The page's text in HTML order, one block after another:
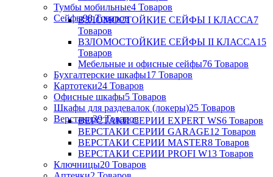
Тумбы мобильные4 Товаров
Сейфы98 Товаров
ВЗЛОМОСТОЙКИЕ СЕЙФЫ I КЛАССА7
Товаров
ВЗЛОМОСТОЙКИЕ СЕЙФЫ II КЛАССА15
Товаров
Мебельные и офисные сейфы76 Товаров
Бухгалтерские шкафы17 Товаров
Картотеки24 Товаров
Офисные шкафы5 Товаров
Шкафы для раздевалок (локеры)25 Товаров
Верстаки39 Товаров
ВЕРСТАКИ СЕРИИ EXPERT WS6 Товаров
ВЕРСТАКИ СЕРИИ GARAGE12 Товаров
ВЕРСТАКИ СЕРИИ MASTER8 Товаров
ВЕРСТАКИ СЕРИИ PROFI W13 Товаров
Ключницы20 Товаров